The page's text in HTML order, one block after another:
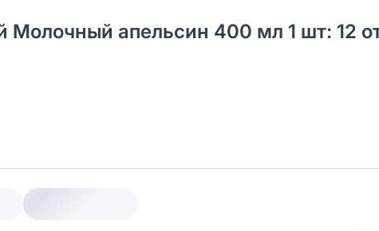
Молочный апельсин 400 мл 1 шт: 12